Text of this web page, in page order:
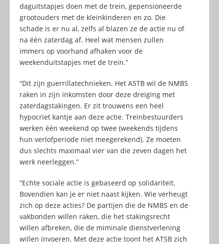
daguitstapjes doen met de trein, gepensioneerde
grootouders met de kleinkinderen en zo. Die
schade is er nu al, zelfs al blazen ze de actie nu of
na één zaterdag af. Heel wat mensen zullen
immers op voorhand afhaken voor de
weekenduitstapjes met de trein.”
“Dit zijn guerrillatechnieken. Het ASTB wil de NMBS
raken in zijn inkomsten door deze dreiging met
zaterdagstakingen. Er zit trouwens een heel
hypocriet kantje aan deze actie. Treinbestuurders
werken één weekend op twee (weekends tijdens
hun verlofperiode niet meegerekend). Ze moeten
dus slechts maximaal vier van die zeven dagen het
werk neerleggen.”
“Echte sociale actie is gebaseerd op solidariteit.
Bovendien kan je er niet naast kijken. Wie verheugt
zich op deze acties? De partijen die de NMBS en de
vakbonden willen raken, die het stakingsrecht
willen afbreken, die de miminale dienstverlening
willen invoeren. Met deze actie toont het ATSB zich